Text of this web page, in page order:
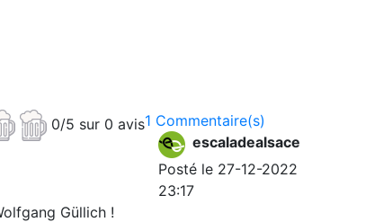
1 Commentaire(s)
0/5 sur 0 avis
escaladealsace
Posté le 27-12-2022
23:17
Güllich !